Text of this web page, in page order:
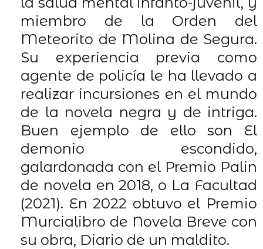
miembro de la Orden del
Meteorito de Molina de Segura.
Su experiencia previa como
agente de policía le ha llevado a
realizar incursiones en el mundo
de la novela negra y de intriga.
Buen ejemplo de ello son El
demonio escondido,
galardonada con el Premio Palin
de novela en 2018, o La Facultad
(2021). En 2022 obtuvo el Premio
Murcialibro de Novela Breve con
su obra, Diario de un maldito.